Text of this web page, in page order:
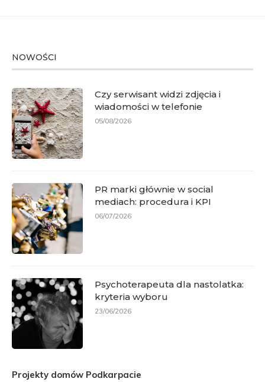
NOWOŚCI
Czy serwisant widzi zdjęcia i
wiadomości w telefonie
05/08/2026
PR marki głównie w social
mediach: procedura i KPI
06/07/2026
Psychoterapeuta dla nastolatka:
kryteria wyboru
23/06/2026
Projekty domów Podkarpacie